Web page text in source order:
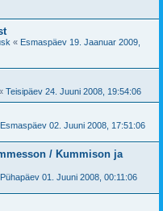
« Esmaspäev 19. Jaanuar 2009,
Teisipäev 24. Juuni 2008, 19:54:06
Esmaspäev 02. Juuni 2008, 17:51:06
/ Kummison ja
Pühapäev 01. Juuni 2008, 00:11:06